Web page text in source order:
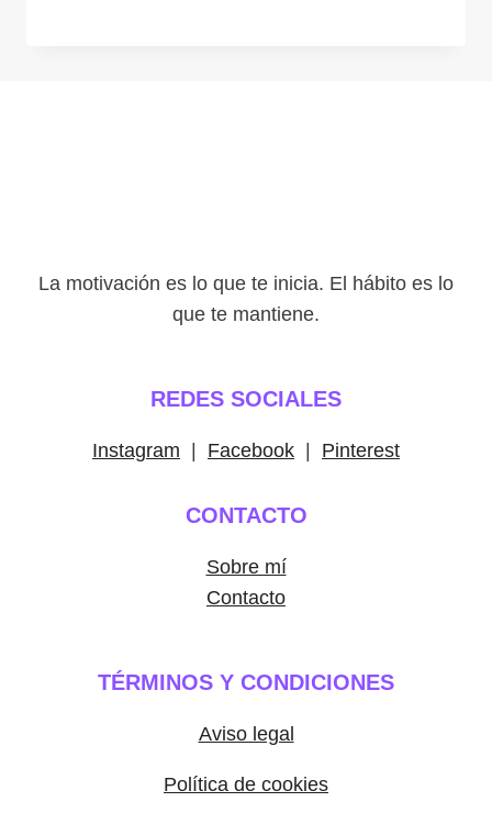
La motivación es lo que te inicia. El hábito es lo
que te mantiene.
REDES SOCIALES
Instagram Facebook Pinterest
CONTACTO
Sobre mí
Contacto
TÉRMINOS Y CONDICIONES
Aviso legal
Política de cookies